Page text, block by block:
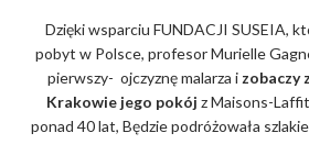
Dzięki wsparciu FUNDACJI SUSEIA,
pobyt w Polsce, profesor Murielle
pierwszy- ojczyznę malarza i zobaczy
Krakowie jego pokój z Maisons-
ponad 40 lat, Będzie podróżowała